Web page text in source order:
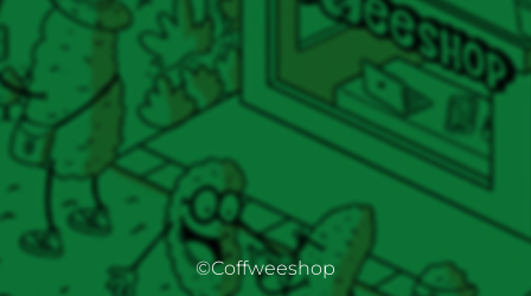
©Coffweeshop